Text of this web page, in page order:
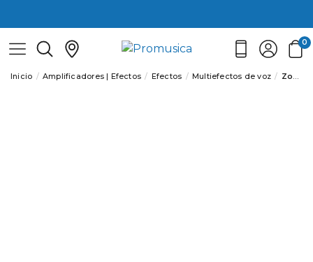
0
Inicio Amplificadores | Efectos Efectos Multiefectos de voz Zoom V6-SP - Pedal multiefectos para voz (sin micro)